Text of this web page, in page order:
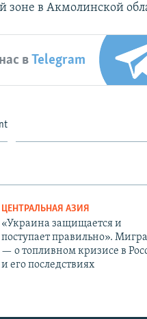
зоне в Акмолинской
вTelegram
ЦЕНТРАЛЬНАЯ АЗИЯ
«Украина защищается и
поступает правильно».
— о топливном кризисе в
и его последствиях